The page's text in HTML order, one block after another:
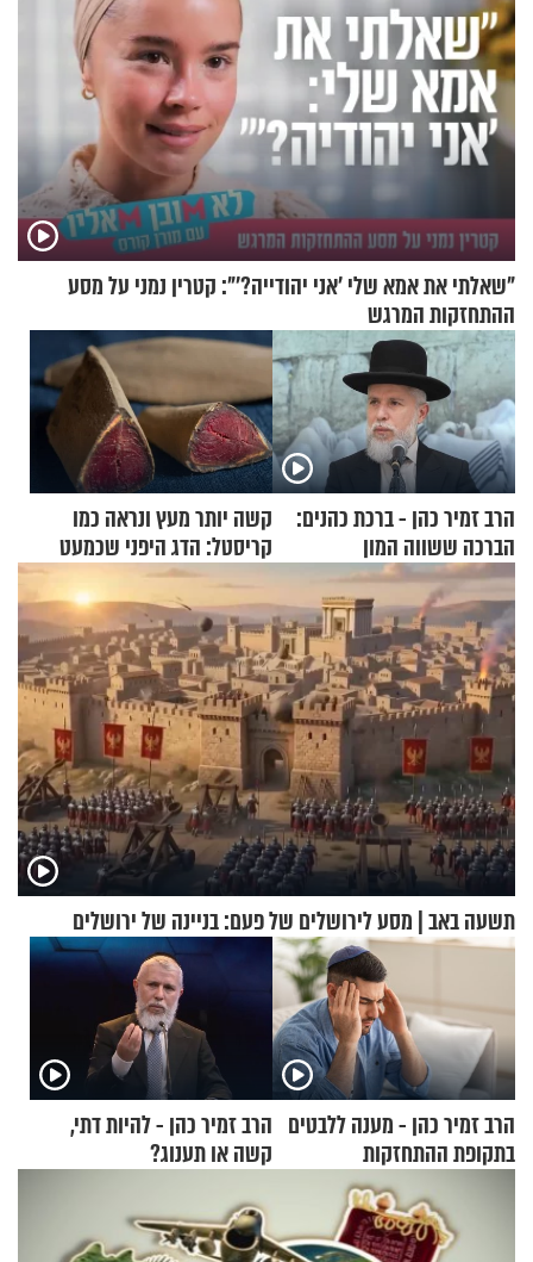
"שאלתי את אמא שלי 'אני יהודייה?'": קטרין נמני על מסע
ההתחזקות המרגש
הרב זמיר כהן - ברכת כהנים:
הברכה ששווה המון
קשה יותר מעץ ונראה כמו
קריסטל: הדג היפני שכמעט
בלתי אפשרי לחתוך
תשעה באב | מסע לירושלים של פעם: בניינה של ירושלים
הרב זמיר כהן - מענה ללבטים
בתקופת ההתחזקות
הרב זמיר כהן - להיות דתי,
קשה או תענוג?